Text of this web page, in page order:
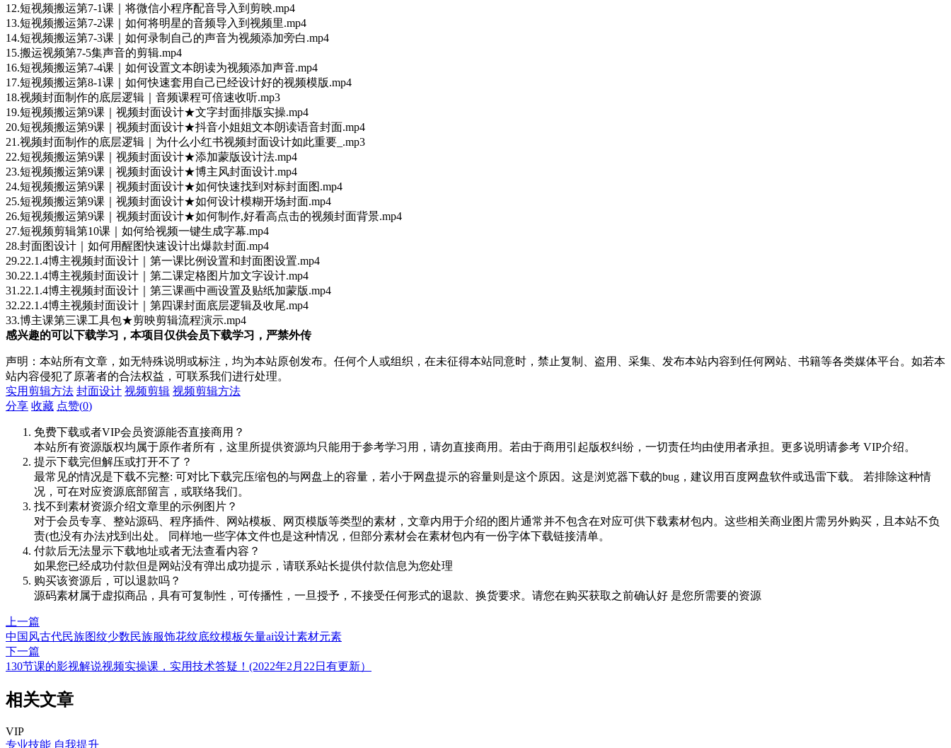
12.短视频搬运第7-1课｜将微信小程序配音导入到剪映.mp4
13.短视频搬运第7-2课｜如何将明星的音频导入到视频里.mp4
14.短视频搬运第7-3课｜如何录制自己的声音为视频添加旁白.mp4
15.搬运视频第7-5集声音的剪辑.mp4
16.短视频搬运第7-4课｜如何设置文本朗读为视频添加声音.mp4
17.短视频搬运第8-1课｜如何快速套用自己已经设计好的视频模版.mp4
18.视频封面制作的底层逻辑｜音频课程可倍速收听.mp3
19.短视频搬运第9课｜视频封面设计★文字封面排版实操.mp4
20.短视频搬运第9课｜视频封面设计★抖音小姐姐文本朗读语音封面.mp4
21.视频封面制作的底层逻辑｜为什么小红书视频封面设计如此重要_.mp3
22.短视频搬运第9课｜视频封面设计★添加蒙版设计法.mp4
23.短视频搬运第9课｜视频封面设计★博主风封面设计.mp4
24.短视频搬运第9课｜视频封面设计★如何快速找到对标封面图.mp4
25.短视频搬运第9课｜视频封面设计★如何设计模糊开场封面.mp4
26.短视频搬运第9课｜视频封面设计★如何制作,好看高点击的视频封面背景.mp4
27.短视频剪辑第10课｜如何给视频一键生成字幕.mp4
28.封面图设计｜如何用醒图快速设计出爆款封面.mp4
29.22.1.4博主视频封面设计｜第一课比例设置和封面图设置.mp4
30.22.1.4博主视频封面设计｜第二课定格图片加文字设计.mp4
31.22.1.4博主视频封面设计｜第三课画中画设置及贴纸加蒙版.mp4
32.22.1.4博主视频封面设计｜第四课封面底层逻辑及收尾.mp4
33.博主课第三课工具包★剪映剪辑流程演示.mp4
感兴趣的可以下载学习，本项目仅供会员下载学习，严禁外传
声明：本站所有文章，如无特殊说明或标注，均为本站原创发布。任何个人或组织，在未征得本站同意时，禁止复制、盗用、采集、发布本站内容到任何网站、书籍等各类媒体平台。如若本
站内容侵犯了原著者的合法权益，可联系我们进行处理。
实用剪辑方法 封面设计 视频剪辑 视频剪辑方法
分享 收藏 点赞(0)
免费下载或者VIP会员资源能否直接商用？
本站所有资源版权均属于原作者所有，这里所提供资源均只能用于参考学习用，请勿直接商用。若由于商用引起版权纠纷，一切责任均由使用者承担。更多说明请参考 VIP介绍。
提示下载完但解压或打开不了？
最常见的情况是下载不完整: 可对比下载完压缩包的与网盘上的容量，若小于网盘提示的容量则是这个原因。这是浏览器下载的bug，建议用百度网盘软件或迅雷下载。 若排除这种情
况，可在对应资源底部留言，或联络我们。
找不到素材资源介绍文章里的示例图片？
对于会员专享、整站源码、程序插件、网站模板、网页模版等类型的素材，文章内用于介绍的图片通常并不包含在对应可供下载素材包内。这些相关商业图片需另外购买，且本站不负
责(也没有办法)找到出处。 同样地一些字体文件也是这种情况，但部分素材会在素材包内有一份字体下载链接清单。
付款后无法显示下载地址或者无法查看内容？
如果您已经成功付款但是网站没有弹出成功提示，请联系站长提供付款信息为您处理
购买该资源后，可以退款吗？
源码素材属于虚拟商品，具有可复制性，可传播性，一旦授予，不接受任何形式的退款、换货要求。请您在购买获取之前确认好 是您所需要的资源
上一篇
中国风古代民族图纹少数民族服饰花纹底纹模板矢量ai设计素材元素
下一篇
130节课的影视解说视频实操课，实用技术答疑！(2022年2月22日有更新）
相关文章
VIP
专业技能 自我提升